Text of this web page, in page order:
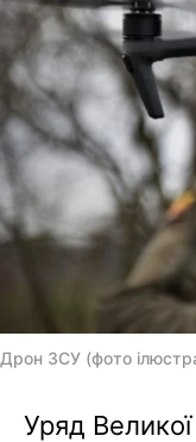
Дрон ЗСУ (фото
Уряд Великої